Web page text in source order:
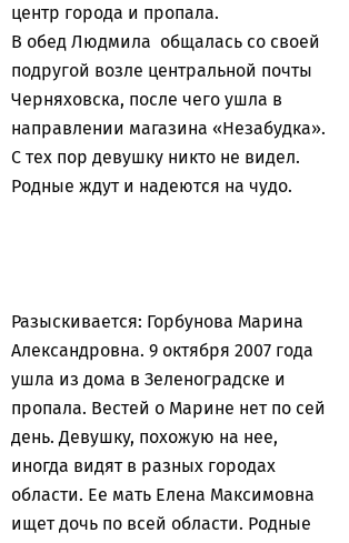
центр города и пропала.
В обед Людмила общалась со своей
подругой возле центральной почты
Черняховска, после чего ушла в
направлении магазина «Незабудка».
С тех пор девушку никто не видел.
Родные ждут и надеются на чудо.
Разыскивается: Горбунова Марина
Александровна. 9 октября 2007 года
ушла из дома в Зеленоградске и
пропала. Вестей о Марине нет по сей
день. Девушку, похожую на нее,
иногда видят в разных городах
области. Ее мать Елена Максимовна
ищет дочь по всей области. Родные